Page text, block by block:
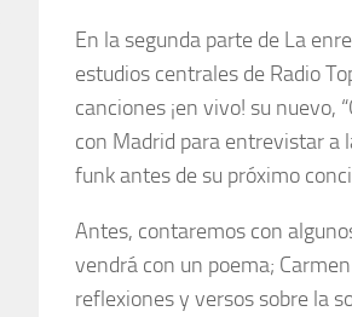
En la segunda parte de La
estudios centrales de Radio
canciones ¡en vivo! su nuevo,
con Madrid para entrevistar a
funk antes de su próximo
Antes, contaremos con
vendrá con un poema;
reflexiones y versos sobre la